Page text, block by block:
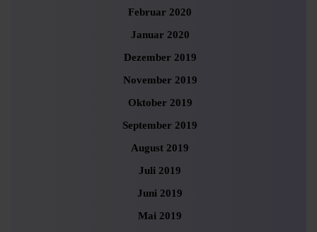
Februar 2020
Januar 2020
Dezember 2019
November 2019
Oktober 2019
September 2019
August 2019
Juli 2019
Juni 2019
Mai 2019